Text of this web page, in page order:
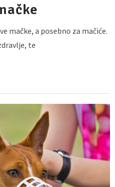
mačke, a posebno za mačiće.
te